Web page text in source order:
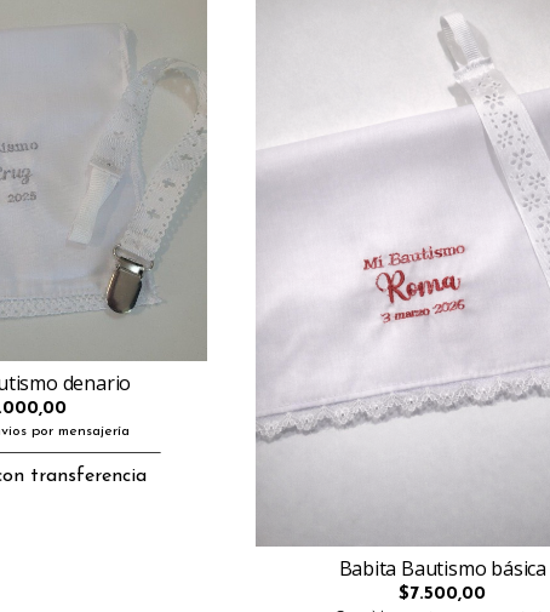
denario
por mensajería
transferencia
Babita Bautismo básica
$7.500,00